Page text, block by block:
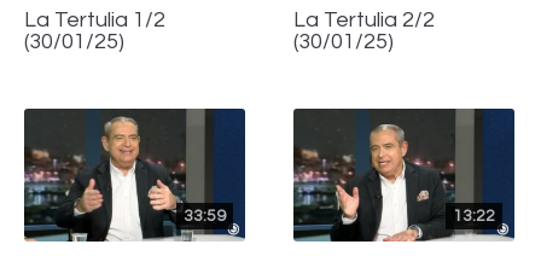
La Tertulia 1/2
(30/01/25)
La Tertulia 2/2
(30/01/25)
33:59 13:22